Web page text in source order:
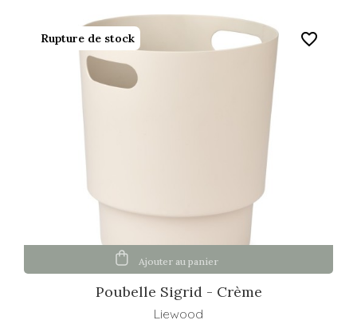
Poubelle Sigrid - Crème
Liewood
Ajouter au panier
Rupture de stock favorite_border